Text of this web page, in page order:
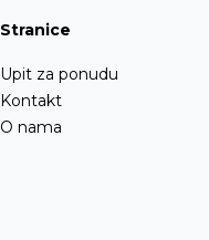
Stranice
Upit za ponudu
Kontakt
O nama